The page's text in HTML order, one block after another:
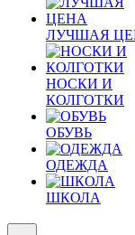
ЛУЧШАЯ
НОСКИ И
КОЛГОТКИ
ОБУВЬ
ОДЕЖДА
ШКОЛА